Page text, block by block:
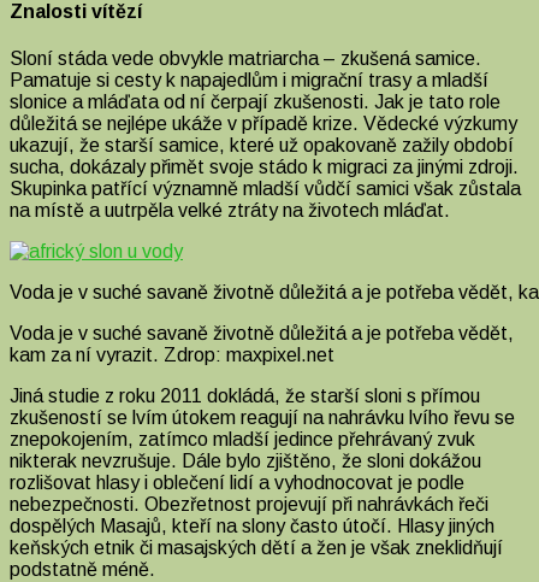
Znalosti vítězí
Sloní stáda vede obvykle matriarcha – zkušená samice.
Pamatuje si cesty k napajedlům i migrační trasy a mladší
slonice a mláďata od ní čerpají zkušenosti. Jak je tato role
důležitá se nejlépe ukáže v případě krize. Vědecké výzkumy
ukazují, že starší samice, které už opakovaně zažily období
sucha, dokázaly přimět svoje stádo k migraci za jinými zdroji.
Skupinka patřící významně mladší vůdčí samici však zůstala
na místě a uutrpěla velké ztráty na životech mláďat.
Voda je v suché savaně životně důležitá a je potřeba vědět,
Voda je v suché savaně životně důležitá a je potřeba vědět,
kam za ní vyrazit. Zdrop: maxpixel.net
Jiná studie z roku 2011 dokládá, že starší sloni s přímou
zkušeností se lvím útokem reagují na nahrávku lvího řevu se
znepokojením, zatímco mladší jedince přehrávaný zvuk
nikterak nevzrušuje. Dále bylo zjištěno, že sloni dokážou
rozlišovat hlasy i oblečení lidí a vyhodnocovat je podle
nebezpečnosti. Obezřetnost projevují při nahrávkách řeči
dospělých Masajů, kteří na slony často útočí. Hlasy jiných
keňských etnik či masajských dětí a žen je však zneklidňují
podstatně méně.